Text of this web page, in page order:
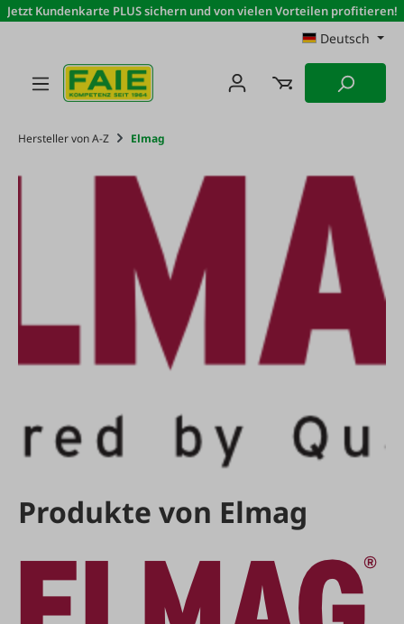
Zum Hauptinhalt springen
Jetzt Kundenkarte PLUS sichern und von vielen Vorteilen profitieren!
Deutsch
Hersteller von A-Z Elmag
Produkte von Elmag